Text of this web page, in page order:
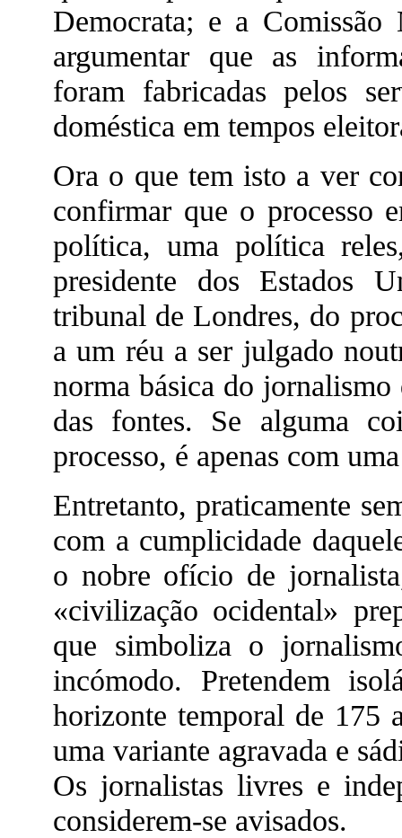
Democrata; e a
argumentar que as
foram fabricadas pelos
doméstica em tempos
Ora o que tem isto a ver
confirmar que o processo
política, uma política
presidente dos Estados
tribunal de Londres, do
a um réu a ser julgado
norma básica do
das fontes. Se alguma
processo, é apenas com
Entretanto, praticamente
com a cumplicidade
o nobre ofício de
«civilização ocidental»
que simboliza o
incómodo. Pretendem
horizonte temporal de 175
uma variante agravada e
Os jornalistas livres e
considerem-se avisados.